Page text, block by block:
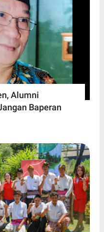
Alumni
Baperan